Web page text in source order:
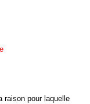
raison pour laquelle